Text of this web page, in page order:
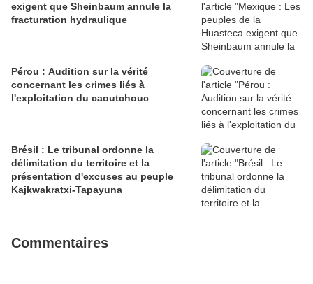
exigent que Sheinbaum annule la
fracturation hydraulique
Pérou : Audition sur la vérité
concernant les crimes liés à
l'exploitation du caoutchouc
Brésil : Le tribunal ordonne la
délimitation du territoire et la
présentation d'excuses au peuple
Kajkwakratxi-Tapayuna
Commentaires